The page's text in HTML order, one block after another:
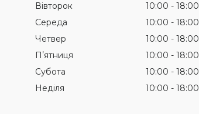
Вівторок
10:00
18:00
Середа
10:00
18:00
Четвер
10:00
18:00
Пʼятниця
10:00
18:00
Субота
10:00
18:00
Неділя
10:00 18:00